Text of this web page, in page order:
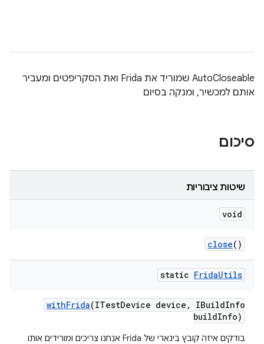
AutoCloseable שמוריד את Frida ואת הסקריפטים ומעביר
אותם למכשיר, ומנקה בסיום
סיכום
שיטות ציבוריות
void
close()
static FridaUtils
withFrida(ITestDevice device , IBuildInfo
buildInfo)
בודקים איזה קובץ בינארי של Frida אנחנו צריכים ומורידים אותו